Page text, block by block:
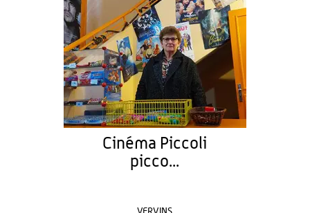
Cinéma Piccoli
picco...